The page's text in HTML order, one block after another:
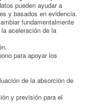
pueden ayudar a
y basados en evidencia.
fundamentalmente
aceleración de la
para apoyar los
de la absorción de
y previsión para el